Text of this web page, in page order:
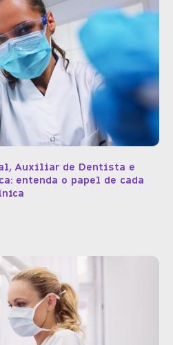
Auxiliar de Dentista e
entenda o papel de cada